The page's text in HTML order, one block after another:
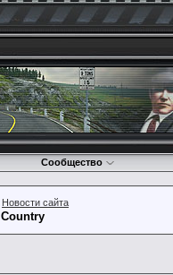
Сообщество
Новости сайта